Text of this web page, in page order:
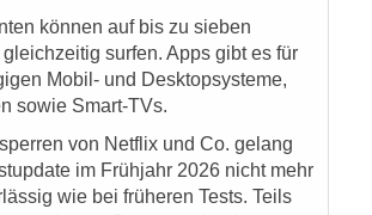
können auf bis zu sieben
surfen. Apps gibt es für
Mobil- und Desktopsysteme,
sowie Smart-TVs.
von Netflix und Co. gelang
im Frühjahr 2026 nicht mehr
wie bei früheren Tests. Teils